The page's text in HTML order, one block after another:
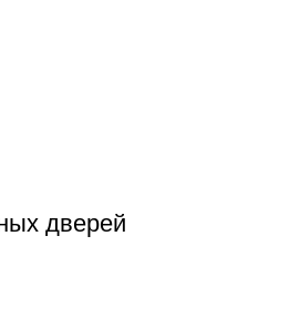
дверей